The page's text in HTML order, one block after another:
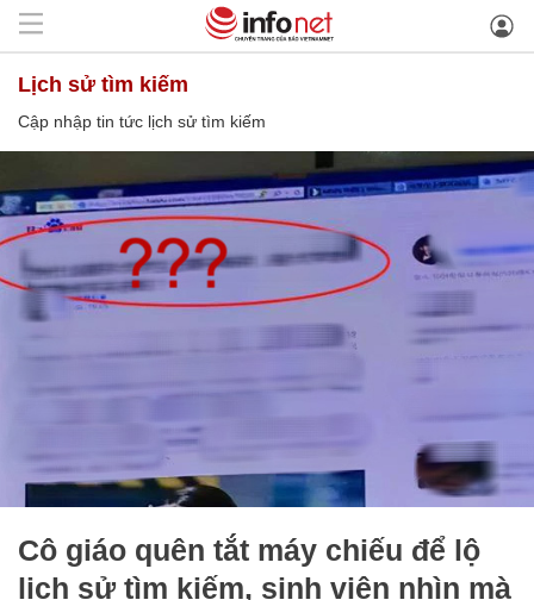
lịch sử tìm kiếm
Cập nhập tin tức lịch sử tìm kiếm
Cô giáo quên tắt máy chiếu để lộ
lịch sử tìm kiếm, sinh viên nhìn mà